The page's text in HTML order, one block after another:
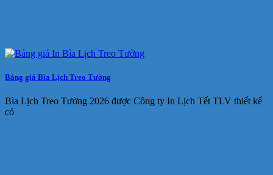
Bảng giá Bìa Lịch Treo Tường
Bìa Lịch Treo Tường 2026 được Công ty In Lịch Tết TLV thiết kế
có